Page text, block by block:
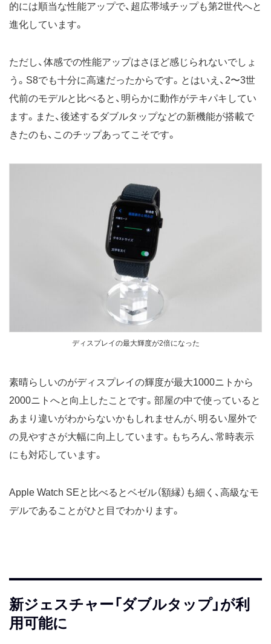
的には順当な性能アップで、超広帯域チップも第2世代へと
進化しています。
ただし、体感での性能アップはさほど感じられないでしょ
う。S8でも十分に高速だったからです。とはいえ、2〜3世
代前のモデルと比べると、明らかに動作がテキパキしてい
ます。また、後述するダブルタップなどの新機能が搭載で
きたのも、このチップあってこそです。
ディスプレイの最大輝度が2倍になった
素晴らしいのがディスプレイの輝度が最大1000ニトから
2000ニトへと向上したことです。部屋の中で使っていると
あまり違いがわからないかもしれませんが、明るい屋外で
の見やすさが大幅に向上しています。もちろん、常時表示
にも対応しています。
Apple Watch SEと比べるとベゼル（額縁）も細く、高級なモ
デルであることがひと目でわかります。
新ジェスチャー「ダブルタップ」が利
用可能に